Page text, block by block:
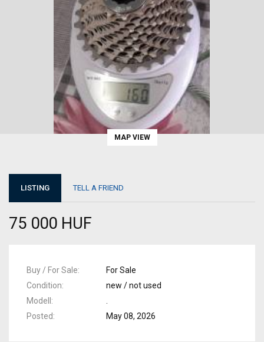
MAP VIEW
LISTING TELL A FRIEND
75 000 HUF
Buy / For Sale
For Sale
Condition
new / not used
Modell
Posted
May 08, 2026